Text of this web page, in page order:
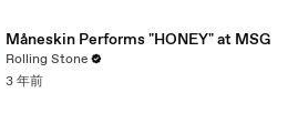
Måneskin Performs "HONEY" at MSG
Rolling Stone
3 年前